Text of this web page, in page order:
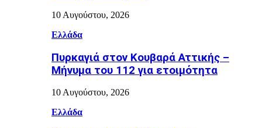
10 Αυγούστου, 2026
Ελλάδα
Πυρκαγιά στον Κουβαρά Αττικής –
Μήνυμα του 112 για ετοιμότητα
10 Αυγούστου, 2026
Ελλάδα